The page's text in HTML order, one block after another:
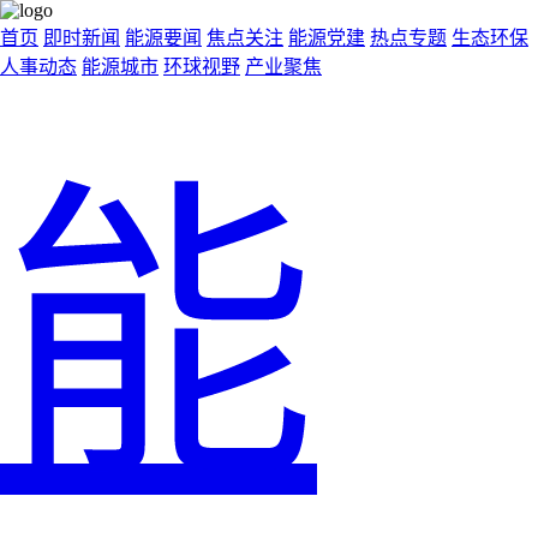
首页 即时新闻 能源要闻 焦点关注 能源党建 热点专题 生态环保
人事动态 能源城市 环球视野 产业聚焦
能